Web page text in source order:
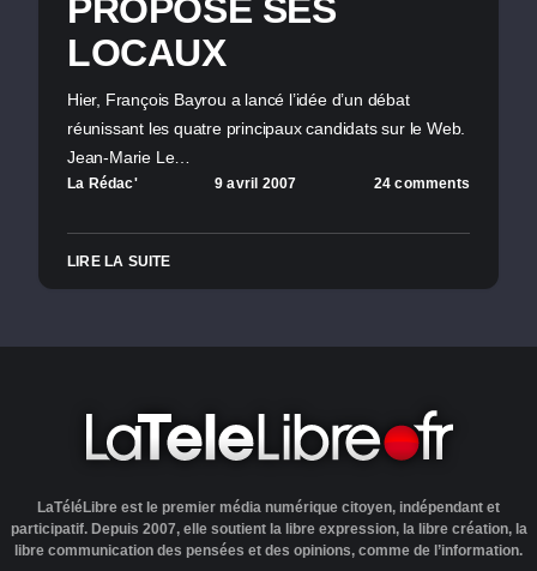
PROPOSE SES
LOCAUX
Hier, François Bayrou a lancé l’idée d’un débat
réunissant les quatre principaux candidats sur le Web.
Jean-Marie Le…
La Rédac' 9 avril 2007 24 comments
LIRE LA SUITE
LaTéléLibre est le premier média numérique citoyen, indépendant et
participatif. Depuis 2007, elle soutient la libre expression, la libre création, la
libre communication des pensées et des opinions, comme de l’information.